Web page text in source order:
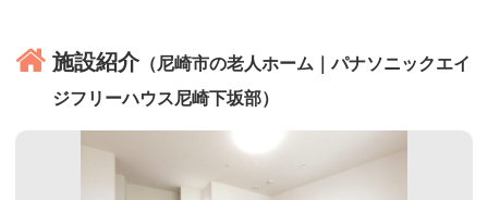
施設紹介（尼崎市の老人ホーム｜パナソニックエイ
ジフリーハウス尼崎下坂部）